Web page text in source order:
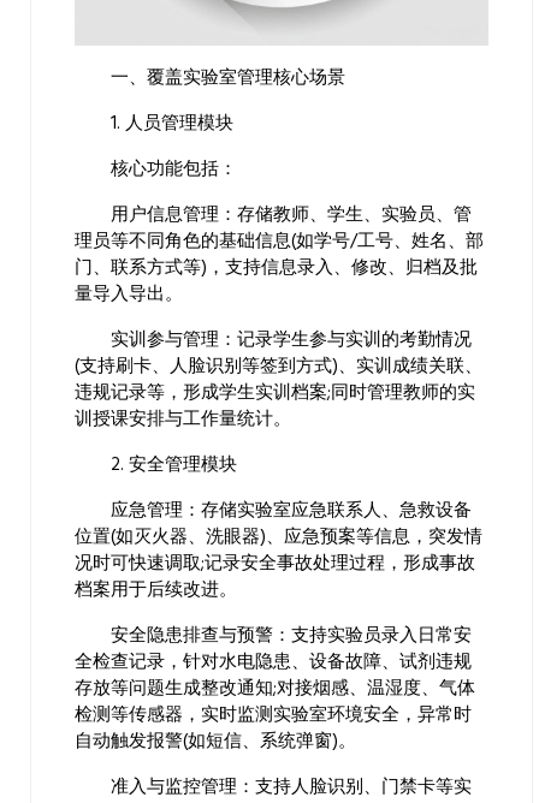
一、覆盖实验室管理核心场景
1. 人员管理模块
核心功能包括：
用户信息管理：存储教师、学生、实验员、管
理员等不同角色的基础信息(如学号/工号、姓名、部
门、联系方式等)，支持信息录入、修改、归档及批
量导入导出。
实训参与管理：记录学生参与实训的考勤情况
(支持刷卡、人脸识别等签到方式)、实训成绩关联、
违规记录等，形成学生实训档案;同时管理教师的实
训授课安排与工作量统计。
2. 安全管理模块
应急管理：存储实验室应急联系人、急救设备
位置(如灭火器、洗眼器)、应急预案等信息，突发情
况时可快速调取;记录安全事故处理过程，形成事故
档案用于后续改进。
安全隐患排查与预警：支持实验员录入日常安
全检查记录，针对水电隐患、设备故障、试剂违规
存放等问题生成整改通知;对接烟感、温湿度、气体
检测等传感器，实时监测实验室环境安全，异常时
自动触发报警(如短信、系统弹窗)。
准入与监控管理：支持人脸识别、门禁卡等实